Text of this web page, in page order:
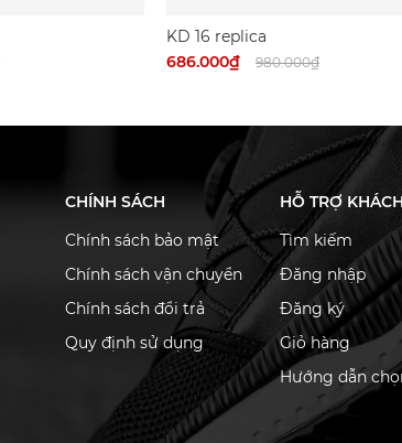
KD 16 replica
686.000₫
980.000₫
CHÍNH SÁCH
Chính sách bảo mật
Chính sách vận chuyển
Chính sách đổi trả
Quy định sử dụng
HỖ TRỢ
Tìm kiếm
Đăng nhập
Đăng ký
Giỏ hàng
Hướng dẫn